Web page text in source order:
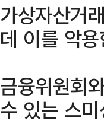
가상자산거
데 이를 악
금융위원회
수 있는 스